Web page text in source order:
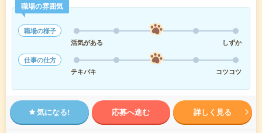
職場の雰囲気
職場の様子
活気がある
しずか
仕事の仕方
テキパキ
コツコツ
気になる! 応募へ進む 詳しく見る